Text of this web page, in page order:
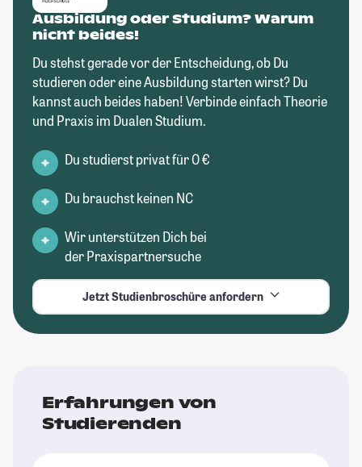
Ausbildung oder Studium? Warum
nicht beides!
Du stehst gerade vor der Entscheidung, ob Du
studieren oder eine Ausbildung starten wirst? Du
kannst auch beides haben! Verbinde einfach Theorie
und Praxis im Dualen Studium.
Du studierst privat für 0 €
Du brauchst keinen NC
Wir unterstützen Dich bei
der Praxispartnersuche
Jetzt Studienbroschüre anfordern
Erfahrungen von
Studierenden